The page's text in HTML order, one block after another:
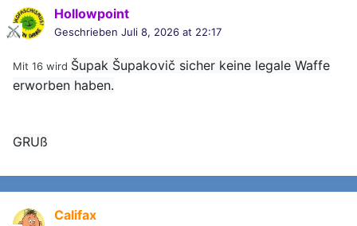
Hollowpoint
Geschrieben Juli 8, 2026 at 22:17
Mit 16 wird Šupak Šupakovič sicher keine legale Waffe
erworben haben.
GRUß
Califax